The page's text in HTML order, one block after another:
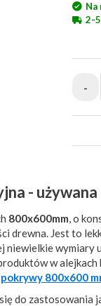
Na
2-
-
- używana
800x600mm, o
drewna. Jest to
niewielkie
w
800x600
do zastosowania